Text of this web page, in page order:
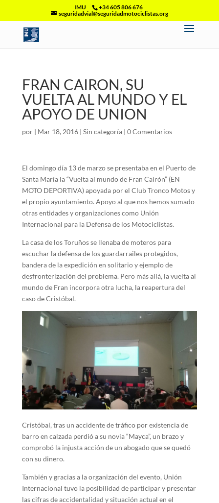
IMU
+34 605 806 676
seguridadvial@seguridadmotociclistas.org
FRAN CAIRON, SU
VUELTA AL MUNDO Y EL
APOYO DE UNION
por | Mar 18, 2016| Sin categoría| 0 Comentarios
El domingo día 13 de marzo se presentaba en el Puerto de
Santa María la “Vuelta al mundo de Fran Cairón” (EN
MOTO DEPORTIVA) apoyada por el Club Tronco Motos y
el propio ayuntamiento. Apoyo al que nos hemos sumado
otras entidades y organizaciones como Unión
Internacional para la Defensa de los Motociclistas.
La casa de los Toruños se llenaba de moteros para
escuchar la defensa de los guardarrailes protegidos,
bandera de la expedición en solitario y ejemplo de
desfronterización del problema. Pero más allá, la vuelta al
mundo de Fran incorpora otra lucha, la reapertura del
caso de Cristóbal.
Cristóbal, tras un accidente de tráfico por existencia de
barro en calzada perdió a su novia “Mayca”, un brazo y
comprobó la injusta acción de un abogado que se quedó
con su dinero.
También y gracias a la organización del evento, Unión
Internacional tuvo la posibilidad de participar y presentar
las cifras de accidentalidad y situación actual en el